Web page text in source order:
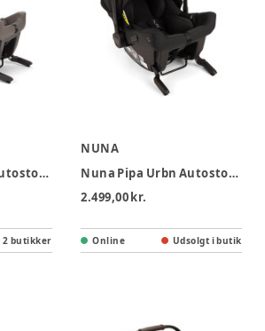
Nuna Pipa Urbn Autostol - Chestnut
2 butikker
NUNA
Nuna Pipa Urbn Autostol - Caviar
2.499,00 kr.
Online Udsolgt i butik